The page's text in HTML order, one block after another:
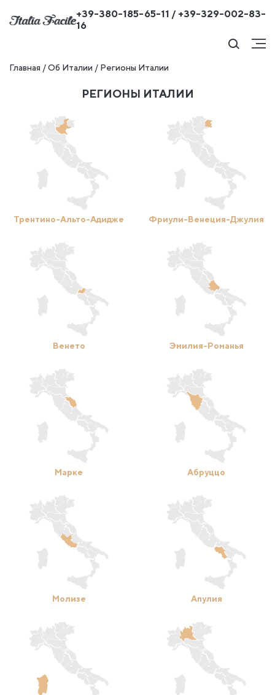
+39-380-185-65-11 / +39-329-002-83-
16
Главная /Об Италии / Регионы Италии
РЕГИОНЫ ИТАЛИИ
Трентино-Альто-Адидже Фриули-Венеция-Джулия
Венето Эмилия-Романья
Марке Абруццо
Молизе Апулия